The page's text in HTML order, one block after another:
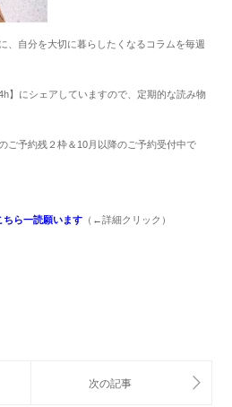
、自分を大切に暮らしたくなるコラムを毎週
】にシェアしていますので、定期的な読み物
ご予約残２枠＆10月以降のご予約受付中で
ちら一読願います （ ←詳細クリック）